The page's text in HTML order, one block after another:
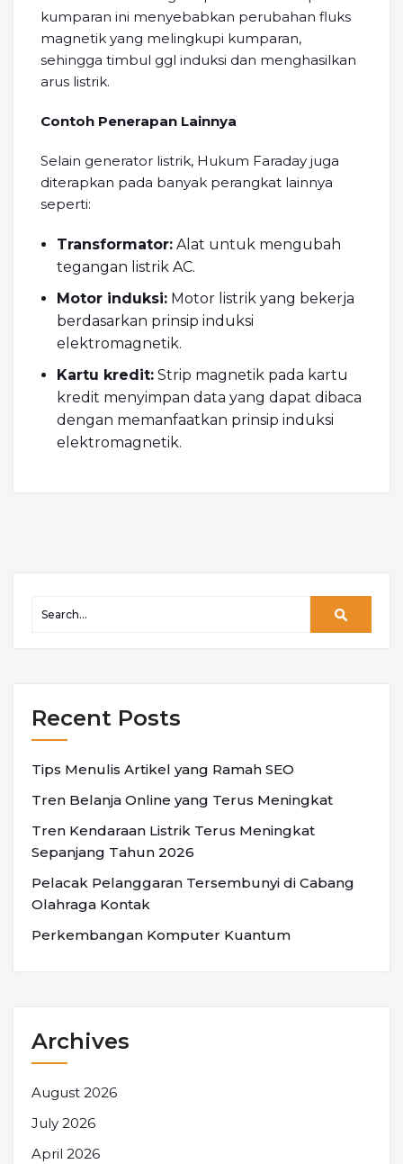
kumparan ini menyebabkan perubahan fluks
magnetik yang melingkupi kumparan,
sehingga timbul ggl induksi dan menghasilkan
arus listrik.
Contoh Penerapan Lainnya
Selain generator listrik, Hukum Faraday juga
diterapkan pada banyak perangkat lainnya
seperti:
Transformator: Alat untuk mengubah
tegangan listrik AC.
Motor induksi: Motor listrik yang bekerja
berdasarkan prinsip induksi
elektromagnetik.
Kartu kredit: Strip magnetik pada kartu
kredit menyimpan data yang dapat dibaca
dengan memanfaatkan prinsip induksi
elektromagnetik.
Recent Posts
Tips Menulis Artikel yang Ramah SEO
Tren Belanja Online yang Terus Meningkat
Tren Kendaraan Listrik Terus Meningkat
Sepanjang Tahun 2026
Pelacak Pelanggaran Tersembunyi di Cabang
Olahraga Kontak
Perkembangan Komputer Kuantum
Archives
August 2026
July 2026
April 2026